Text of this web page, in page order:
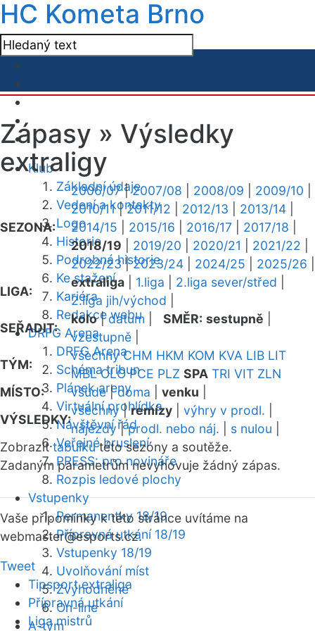
HC Kometa Brno
Klub
Základní údaje
Vedení a kontakty
Logo
Historie
Podrobná historie
Ke stažení
Kariéra
Redakce webu
DRFG Arena
DRFG Arena
Schéma tribun
Plánek areny
Virtuální prohlídka
Návštěvní řád
Veřejné bruslení
PRESS: pro novináře
Rozpis ledové plochy
Vstupenky
Permanentky 18/19
Přípravná utkání 18/19
Vstupenky 18/19
Uvolňování míst
Zvýhodněné
On-line
A-tým
Zápasy » Výsledky
extraligy
SEZONA:
2006/07|2007/08 2008/09 2009/10
2010/11|2011/12 2012/13 2013/14
2014/15
2015/16 2016/17 2017/18
2018/19
2019/20 2020/21 2021/22
2022/23|2023/24 2024/25 2025/26
LIGA:
extraliga 1.liga 2.liga sever/střed
2.liga jih/východ
SEŘADIT:
kolo|datum SMĚR: sestupně
vzestupně
TÝM:
všechny CHM HKM KOM KVA LIB LIT
MBL OLO PCE PLZ SPA TRI VIT ZLN
MÍSTO:
všude|doma venku
VÝSLEDKY:
všechny|remízy výhry v prodl.
nájezdy|prodl. nebo náj. s nulou
Zobrazittabulkutéto sezóny a soutěže.
Zadaným parametrům nevyhovuje žádný zápas.
Vaše připomínky k této stránce uvítáme na
webmaster@esports.cz.
Tweet
Tipsport extraliga
Přípravná utkání
Liga mistrů